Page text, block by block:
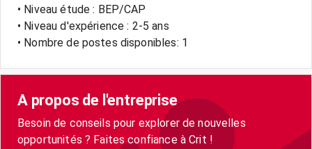
• Niveau étude : BEP/CAP
• Niveau d'expérience : 2-5 ans
• Nombre de postes disponibles: 1
A propos de l'entreprise
Besoin de conseils pour explorer de nouvelles
opportunités ? Faites confiance à Crit !